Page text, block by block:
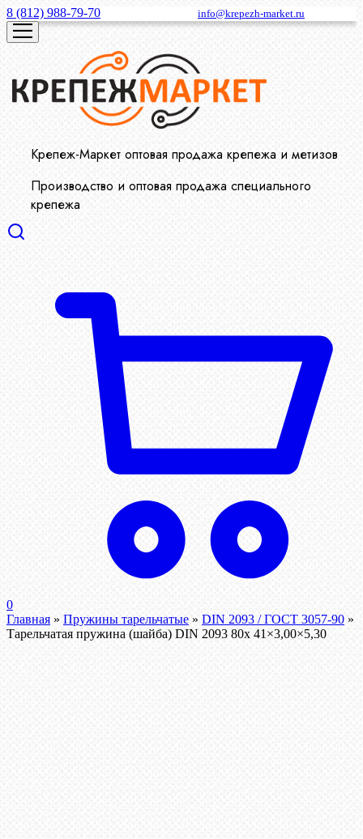
8 (812) 988-79-70 info@krepezh-market.ru
Крепеж-Маркет оптовая продажа крепежа и метизов
Производство и оптовая продажа специального
крепежа
0
Главная » Пружины тарельчатые » DIN 2093 / ГОСТ 3057-90 »
Тарельчатая пружина (шайба) DIN 2093 80x 41×3,00×5,30